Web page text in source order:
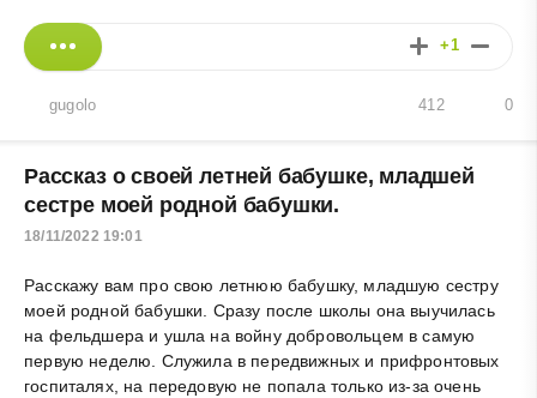
+1
gugolo 0
412
Рассказ о своей летней бабушке, младшей
сестре моей родной бабушки.
18/11/2022 19:01
Расскажу вам про свою летнюю бабушку, младшую сестру
моей родной бабушки. Сразу после школы она выучилась
на фельдшера и ушла на войну добровольцем в самую
первую неделю. Служила в передвижных и прифронтовых
госпиталях, на передовую не попала только из-за очень